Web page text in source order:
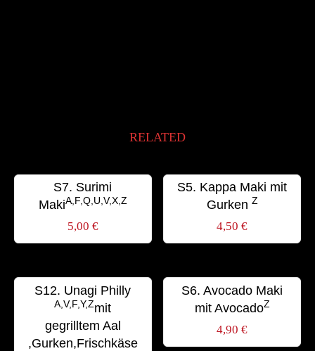
RELATED
S7. Surimi
MakiA,F,Q,U,V,X,Z
5,00 €
S5. Kappa Maki mit
Gurken Z
4,50€
S12. Unagi Philly
A,V,F,Y,Zmit
gegrilltem Aal
,Gurken,Frischkäse
S6. Avocado Maki
mit AvocadoZ
4,90€